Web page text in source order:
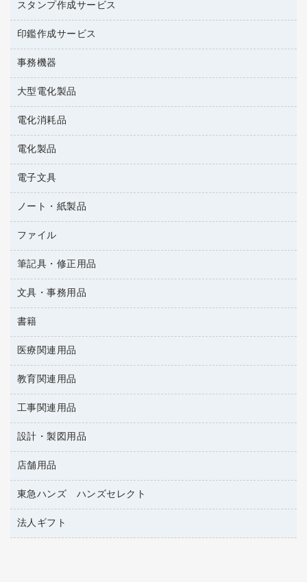
梱包用品
梱包用テープ
園芸用品
ペット用品
ソフトドリンク
コーヒーメーカー・備品
インスタントコーヒー
掃除用洗剤
洗濯用品
消臭・芳香剤
殺虫剤
飲食用消耗品
ハンドソープ・石鹸
トイレ用品
トイレ用洗剤
ティッシュペーパー
ダストボックス
タオル・アメニティ用品
スリッパ・サンダル・シューズ
スポーツ・レジャー用品
ゴミ袋
キッチン用品
ゴム印作成サービス
ゴム印（一行印）作成サービス
ゴム印（フリーサイズ印）作成サービス
スタンプ作成サービス
シヤチハタスタンプ作成サービス
カウネットスタンプ作成サービス
印鑑作成サービス
印鑑作成サービス
事務機器
大型シュレッダー（共配）
レーザーポインター
ラミネートフィルム
ラミネータ
タイムレコーダー
シュレッダ
ＯＨＰ用品
大型電化製品
冷蔵庫・キッチン・調理家電
テレビ・ＡＶ機器
電化消耗品
電球・蛍光灯
乾電池・充電池
フィルム・カメラ用品
デスクライト
アルバム
懐中電灯・ライト
電化製品
掃除機・クリーナー
空調・季節家電
その他電化製品
キッチン・調理家電
ＯＡタップ／延長コード
電子文具
電卓
ラベルテープ
その他電子文具
ノート・紙製品
封筒
粘着メモ
伝票
典礼用品
帳簿
額縁
各種用紙
ルーズリーフ
ファイル
名刺整理用品
板目表紙・綴込表紙
背幅が伸びるファイル
統一伝票用ファイル
収納保存用品
レターファイル
リングファイル
プレゼン用ファイル
ファイルボックス
パイプ式ファイル
その他ファイル
筆記具・修正用品
万年筆
筆ペン
消しゴム
修正液・修正ペン
修正テープ
鉛筆
マーキングペン（油性）
マーキングペン（水性）
ボールペン（油性）
文具・事務用品
輪ゴム
両面テープ
名札
保管・整理用品
壁面／足元収納
備品／小物ケース
透明テープ 事務用
電話台
書籍
雑誌
パソコンソフト
医療関連用品
保健用品
使い捨て手袋
感染症対策用品
介護用品
医療関連用品
教育関連用品
教育関連用品
工事関連用品
工事関連用品
屋外用品
設計・製図用品
設計・製図用品
店舗用品
店舗運営用品
陳列什器
紙手提げ袋
東急ハンズ ハンズセレクト
東急ハンズ
法人ギフト